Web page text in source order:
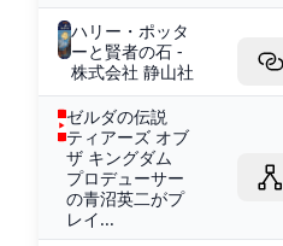
ハリー・ポッタ
ーと賢者の石 -
株式会社 静山社
ゼルダの伝説
ティアーズ オブ
ザ キングダム
プロデューサー
の青沼英二がプ
レイ...